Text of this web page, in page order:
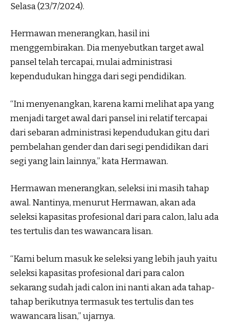
Selasa (23/7/2024).
Hermawan menerangkan, hasil ini
menggembirakan. Dia menyebutkan target awal
pansel telah tercapai, mulai administrasi
kependudukan hingga dari segi pendidikan.
“Ini menyenangkan, karena kami melihat apa yang
menjadi target awal dari pansel ini relatif tercapai
dari sebaran administrasi kependudukan gitu dari
pembelahan gender dan dari segi pendidikan dari
segi yang lain lainnya,” kata Hermawan.
Hermawan menerangkan, seleksi ini masih tahap
awal. Nantinya, menurut Hermawan, akan ada
seleksi kapasitas profesional dari para calon, lalu ada
tes tertulis dan tes wawancara lisan.
“Kami belum masuk ke seleksi yang lebih jauh yaitu
seleksi kapasitas profesional dari para calon
sekarang sudah jadi calon ini nanti akan ada tahap-
tahap berikutnya termasuk tes tertulis dan tes
wawancara lisan,” ujarnya.